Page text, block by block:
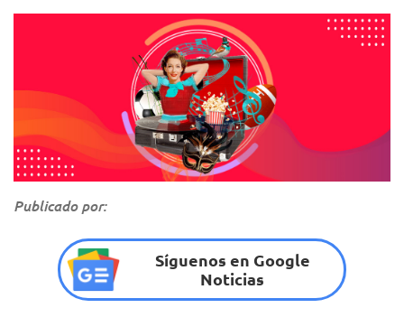
Publicado por:
Síguenos en Google
Noticias